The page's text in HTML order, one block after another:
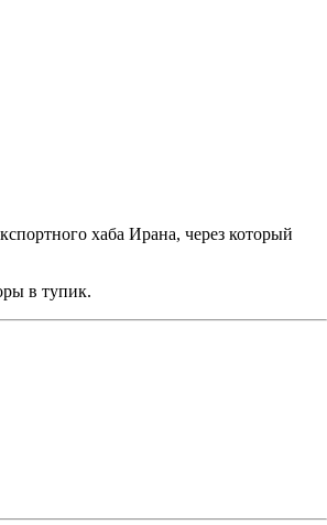
хаба Ирана, через который
в тупик.